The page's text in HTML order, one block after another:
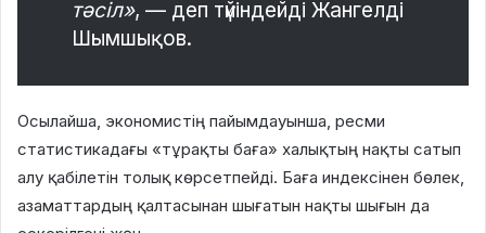
тәсіл», — деп түйіндейді Жангелді
Шымшықов.
Осылайша, экономистің пайымдауынша, ресми
статистикадағы «тұрақты баға» халықтың нақты сатып
алу қабілетін толық көрсетпейді. Баға индексінен бөлек,
азаматтардың қалтасынан шығатын нақты шығын да